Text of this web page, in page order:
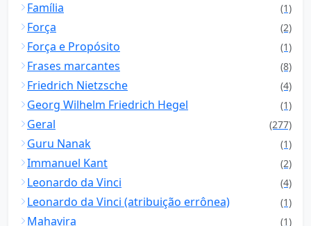
Família (1)
Força (2)
Força e Propósito (1)
Frases marcantes (8)
Friedrich Nietzsche (4)
Georg Wilhelm Friedrich Hegel (1)
Geral (277)
Guru Nanak (1)
Immanuel Kant (2)
Leonardo da Vinci (4)
Leonardo da Vinci (atribuição errônea) (1)
Mahavira (1)